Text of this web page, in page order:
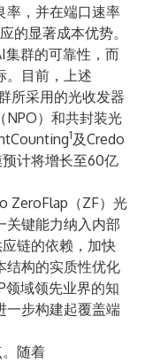
率，并在端口速率
的显著成本优势。
集群的可靠性，而
。目前，上述
所采用的光收发器
NPO）和共封装光
1及Credo
计将增长至60亿
ZeroFlap（ZF）光
关键能力纳入内部
链的依赖，加快
结构的实质性优化
领域领先业界的知
一步构建起覆盖端
随着